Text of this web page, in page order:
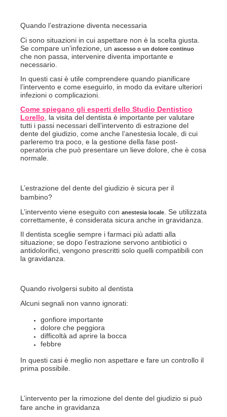
Quando l’estrazione diventa necessaria
Ci sono situazioni in cui aspettare non è la scelta giusta.
Se compare un’infezione, un ascesso o un dolore continuo
che non passa, intervenire diventa importante e
necessario.
In questi casi è utile comprendere quando pianificare
l’intervento e come eseguirlo, in modo da evitare ulteriori
infezioni o complicazioni.
Come spiegano gli esperti dello Studio Dentistico
Lorello , la visita del dentista è importante per valutare
tutti i passi necessari dell’intervento di estrazione del
dente del giudizio, come anche l’anestesia locale, di cui
parleremo tra poco, e la gestione della fase post-
operatoria che può presentare un lieve dolore, che è cosa
normale.
L’estrazione del dente del giudizio è sicura per il
bambino?
L’intervento viene eseguito con anestesia locale
. Se utilizzata
correttamente, è considerata sicura anche in gravidanza.
Il dentista sceglie sempre i farmaci più adatti alla
situazione; se dopo l’estrazione servono antibiotici o
antidolorifici, vengono prescritti solo quelli compatibili con
la gravidanza.
Quando rivolgersi subito al dentista
Alcuni segnali non vanno ignorati:
gonfiore importante
dolore che peggiora
difficoltà ad aprire la bocca
febbre
In questi casi è meglio non aspettare e fare un controllo il
prima possibile.
L’intervento per la rimozione del dente del giudizio si può
fare anche in gravidanza